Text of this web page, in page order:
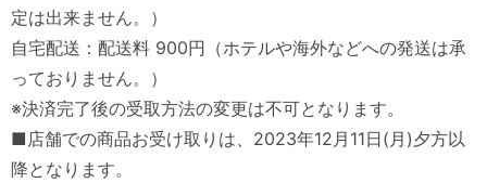
定は出来ません。）
自宅配送：配送料 900円（ホテルや海外などへの発送は承
っておりません。）
※決済完了後の受取方法の変更は不可となります。
■店舗での商品お受け取りは、2023年12月11日(月)夕方以
降となります。